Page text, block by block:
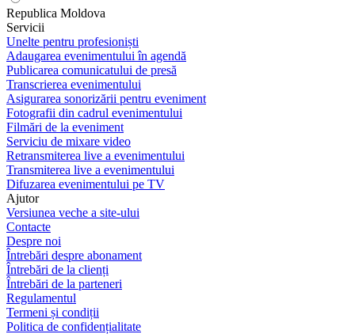
Republica Moldova
Servicii
Unelte pentru profesioniști
Adaugarea evenimentului în agendă
Publicarea comunicatului de presă
Transcrierea evenimentului
Asigurarea sonorizării pentru eveniment
Fotografii din cadrul evenimentului
Filmări de la eveniment
Serviciu de mixare video
Retransmiterea live a evenimentului
Transmiterea live a evenimentului
Difuzarea evenimentului pe TV
Ajutor
Versiunea veche a site-ului
Contacte
Despre noi
Întrebări despre abonament
Întrebări de la clienți
Întrebări de la parteneri
Regulamentul
Termeni și condiții
Politica de confidențialitate